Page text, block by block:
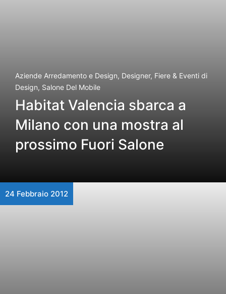
Aziende Arredamento e Design, Designer, Fiere & Eventi di
Design, Salone Del Mobile
Habitat Valencia sbarca a
Milano con una mostra al
prossimo Fuori Salone
24 Febbraio 2012